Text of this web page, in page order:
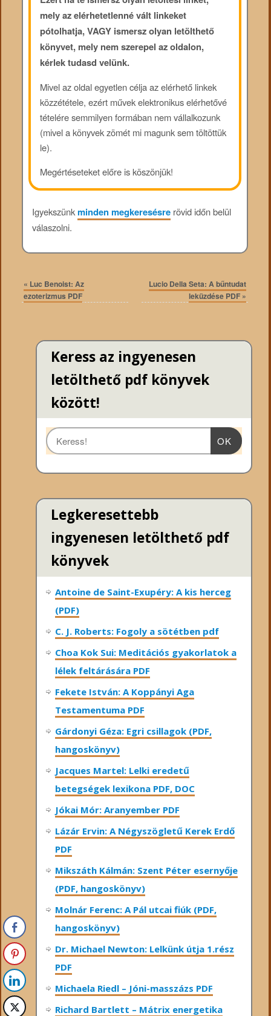
mely az elérhetetlenné vált linkeket
pótolhatja, VAGY ismersz olyan letölthető
könyvet, mely nem szerepel az oldalon,
kérlek tudasd velünk.
Mivel az oldal egyetlen célja az elérhető linkek
közzététele, ezért művek elektronikus elérhetővé
tételére semmilyen formában nem vállalkozunk
(mivel a könyvek zömét mi magunk sem töltöttük
le).
Megértéseteket előre is köszönjük!
Igyekszünkminden megkeresésrerövid időn belül
válaszolni.
« Luc Benoist: Az
ezoterizmus PDF
Lucio Della Seta: A bűntudat
leküzdése PDF »
Keress az ingyenesen
letölthető pdf könyvek
között!
OK
Legkeresettebb
ingyenesen letölthető pdf
könyvek
Antoine de Saint-Exupéry: A kis herceg
(PDF)
C. J. Roberts: Fogoly a sötétben pdf
Choa Kok Sui: Meditációs gyakorlatok a
lélek feltárására PDF
Fekete István: A Koppányi Aga
Testamentuma PDF
Gárdonyi Géza: Egri csillagok (PDF,
hangoskönyv)
Jacques Martel: Lelki eredetű
betegségek lexikona PDF, DOC
Jókai Mór: Aranyember PDF
Lázár Ervin: A Négyszögletű Kerek Erdő
PDF
Mikszáth Kálmán: Szent Péter esernyője
(PDF, hangoskönyv)
Molnár Ferenc: A Pál utcai fiúk (PDF,
hangoskönyv)
Dr. Michael Newton: Lelkünk útja 1.rész
PDF
Michaela Riedl – Jóni-masszázs PDF
Richard Bartlett – Mátrix energetika